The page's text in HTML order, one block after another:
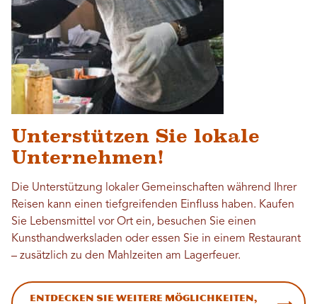
Unterstützen Sie lokale
Unternehmen!
Die Unterstützung lokaler Gemeinschaften während Ihrer
Reisen kann einen tiefgreifenden Einfluss haben. Kaufen
Sie Lebensmittel vor Ort ein, besuchen Sie einen
Kunsthandwerksladen oder essen Sie in einem Restaurant
– zusätzlich zu den Mahlzeiten am Lagerfeuer.
Entdecken Sie weitere Möglichkeiten,